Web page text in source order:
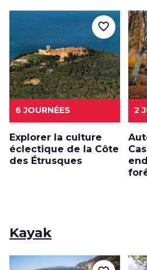
6 JOURNÉES
Explorer la culture
éclectique de la Côte
des Étrusques
favorite_border
2
Kayak